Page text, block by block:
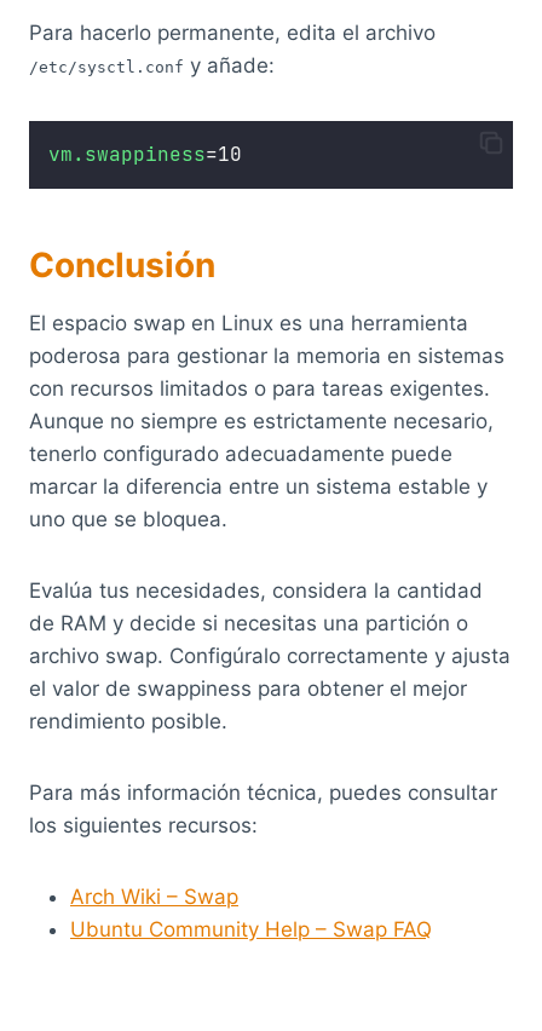
Para hacerlo permanente, edita el archivo
/etc/sysctl.conf y añade:
vm.swappiness=10
Conclusión
El espacio swap en Linux es una herramienta
poderosa para gestionar la memoria en sistemas
con recursos limitados o para tareas exigentes.
Aunque no siempre es estrictamente necesario,
tenerlo configurado adecuadamente puede
marcar la diferencia entre un sistema estable y
uno que se bloquea.
Evalúa tus necesidades, considera la cantidad
de RAM y decide si necesitas una partición o
archivo swap. Configúralo correctamente y ajusta
el valor de swappiness para obtener el mejor
rendimiento posible.
Para más información técnica, puedes consultar
los siguientes recursos:
Arch Wiki – Swap
Ubuntu Community Help – Swap FAQ